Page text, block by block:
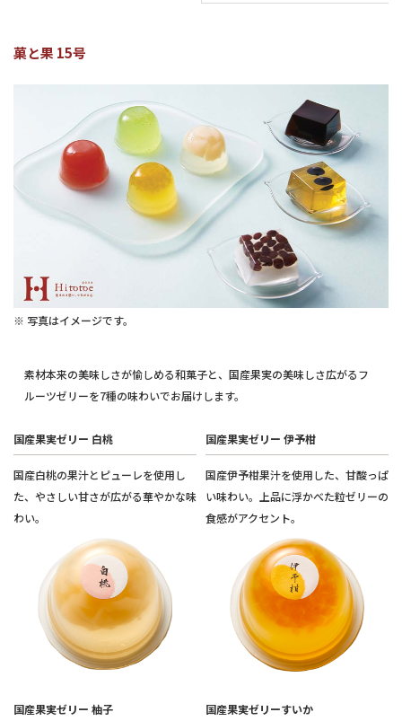
菓と果 15号
※ 写真はイメージです。
素材本来の美味しさが愉しめる和菓子と、国産果実の美味しさ広がるフ
ルーツゼリーを7種の味わいでお届けします。
国産果実ゼリー 白桃
国産白桃の果汁とピューレを使用し
た、やさしい甘さが広がる華やかな味
わい。
国産果実ゼリー 伊予柑
国産伊予柑果汁を使用した、甘酸っぱ
い味わい。上品に浮かべた粒ゼリーの
食感がアクセント。
国産果実ゼリー 柚子 国産果実ゼリーすいか